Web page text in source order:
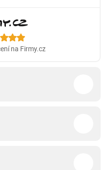
na Firmy.cz